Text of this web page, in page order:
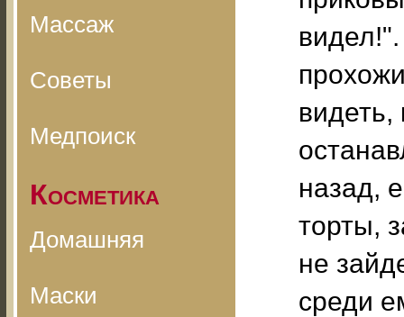
Массаж
Советы
Медпоиск
Косметика
Домашняя
Маски
назад,
торты,
не
среди